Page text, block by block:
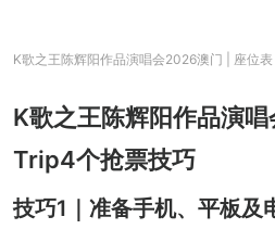
K歌之王陈辉阳作品演唱会2026澳门 | 座位表
K歌之王陈辉阳作品演唱
Trip4个抢票技巧
技巧1｜准备手机、平板及